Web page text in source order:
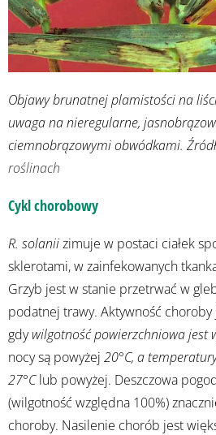
Objawy brunatnej plamistości na
uwaga na nieregularne,
ciemnobrązowymi obwódkami.
roślinach
Cykl chorobowy
R. solaniizimuje w postaci ciałek
sklerotami, w zainfekowanych
Grzyb jest w stanie przetrwać w
podatnej trawy. Aktywność choroby
gdywilgotność powierzchniowa jest
nocy są powyżej 20°C, a
27°Club powyżej. Deszczowa
(wilgotność względna 100%)
choroby. Nasilenie chorób jest